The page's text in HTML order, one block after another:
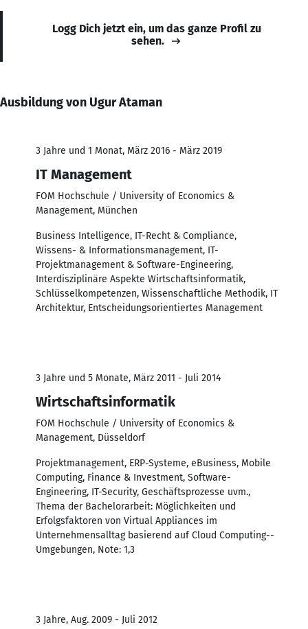
Logg Dich jetzt ein, um das ganze Profil zu
sehen.
Ausbildung von Ugur Ataman
3 Jahre und 1 Monat, März 2016 - März 2019
IT Management
FOM Hochschule / University of Economics &
Management, München
Business Intelligence, IT-Recht & Compliance,
Wissens- & Informationsmanagement, IT-
Projektmanagement & Software-Engineering,
Interdisziplinäre Aspekte Wirtschaftsinformatik,
Schlüsselkompetenzen, Wissenschaftliche Methodik, IT
Architektur, Entscheidungsorientiertes Management
3 Jahre und 5 Monate, März 2011 - Juli 2014
Wirtschaftsinformatik
FOM Hochschule / University of Economics &
Management, Düsseldorf
Projektmanagement, ERP-Systeme, eBusiness, Mobile
Computing, Finance & Investment, Software-
Engineering, IT-Security, Geschäftsprozesse uvm.,
Thema der Bachelorarbeit: Möglichkeiten und
Erfolgsfaktoren von Virtual Appliances im
Unternehmensalltag basierend auf Cloud Computing-­
Umgebungen, Note: 1,3
3 Jahre, Aug. 2009 - Juli 2012